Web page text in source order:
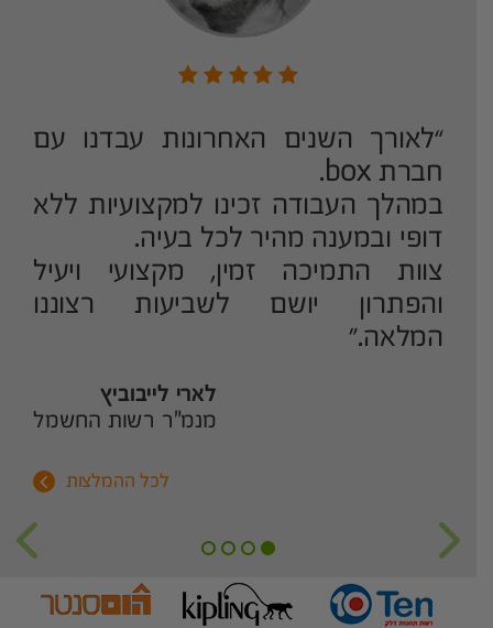
“לאורך השנים האחרונות עבדנו עם
חברת box.
במהלך העבודה זכינו למקצועיות ללא
דופי ובמענה מהיר לכל בעיה.
צוות התמיכה זמין, מקצועי ויעיל
והפתרון יושם לשביעות רצוננו
המלאה.”
לארי לייבוביץ
מנמ"ר רשות החשמל
לכל ההמלצות